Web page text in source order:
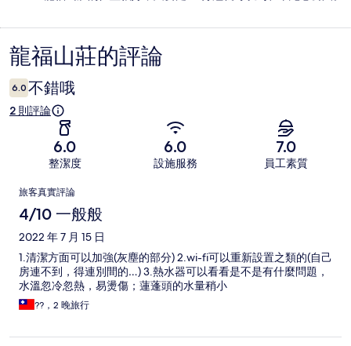
評
論
龍福山莊的評論
6.0 不錯哦
2 則評論
6.0
整潔度
6.0
設施服務
7.0
員工素質
評
論
旅客真實評論
4/10 一般般
2022 年 7 月 15 日
1.清潔方面可以加強(灰塵的部分) 2.wi-fi可以重新設置之類的(自己
房連不到，得連別間的…) 3.熱水器可以看看是不是有什麼問題，
水溫忽冷忽熱，易燙傷；蓮蓬頭的水量稍小
??，2 晚旅行